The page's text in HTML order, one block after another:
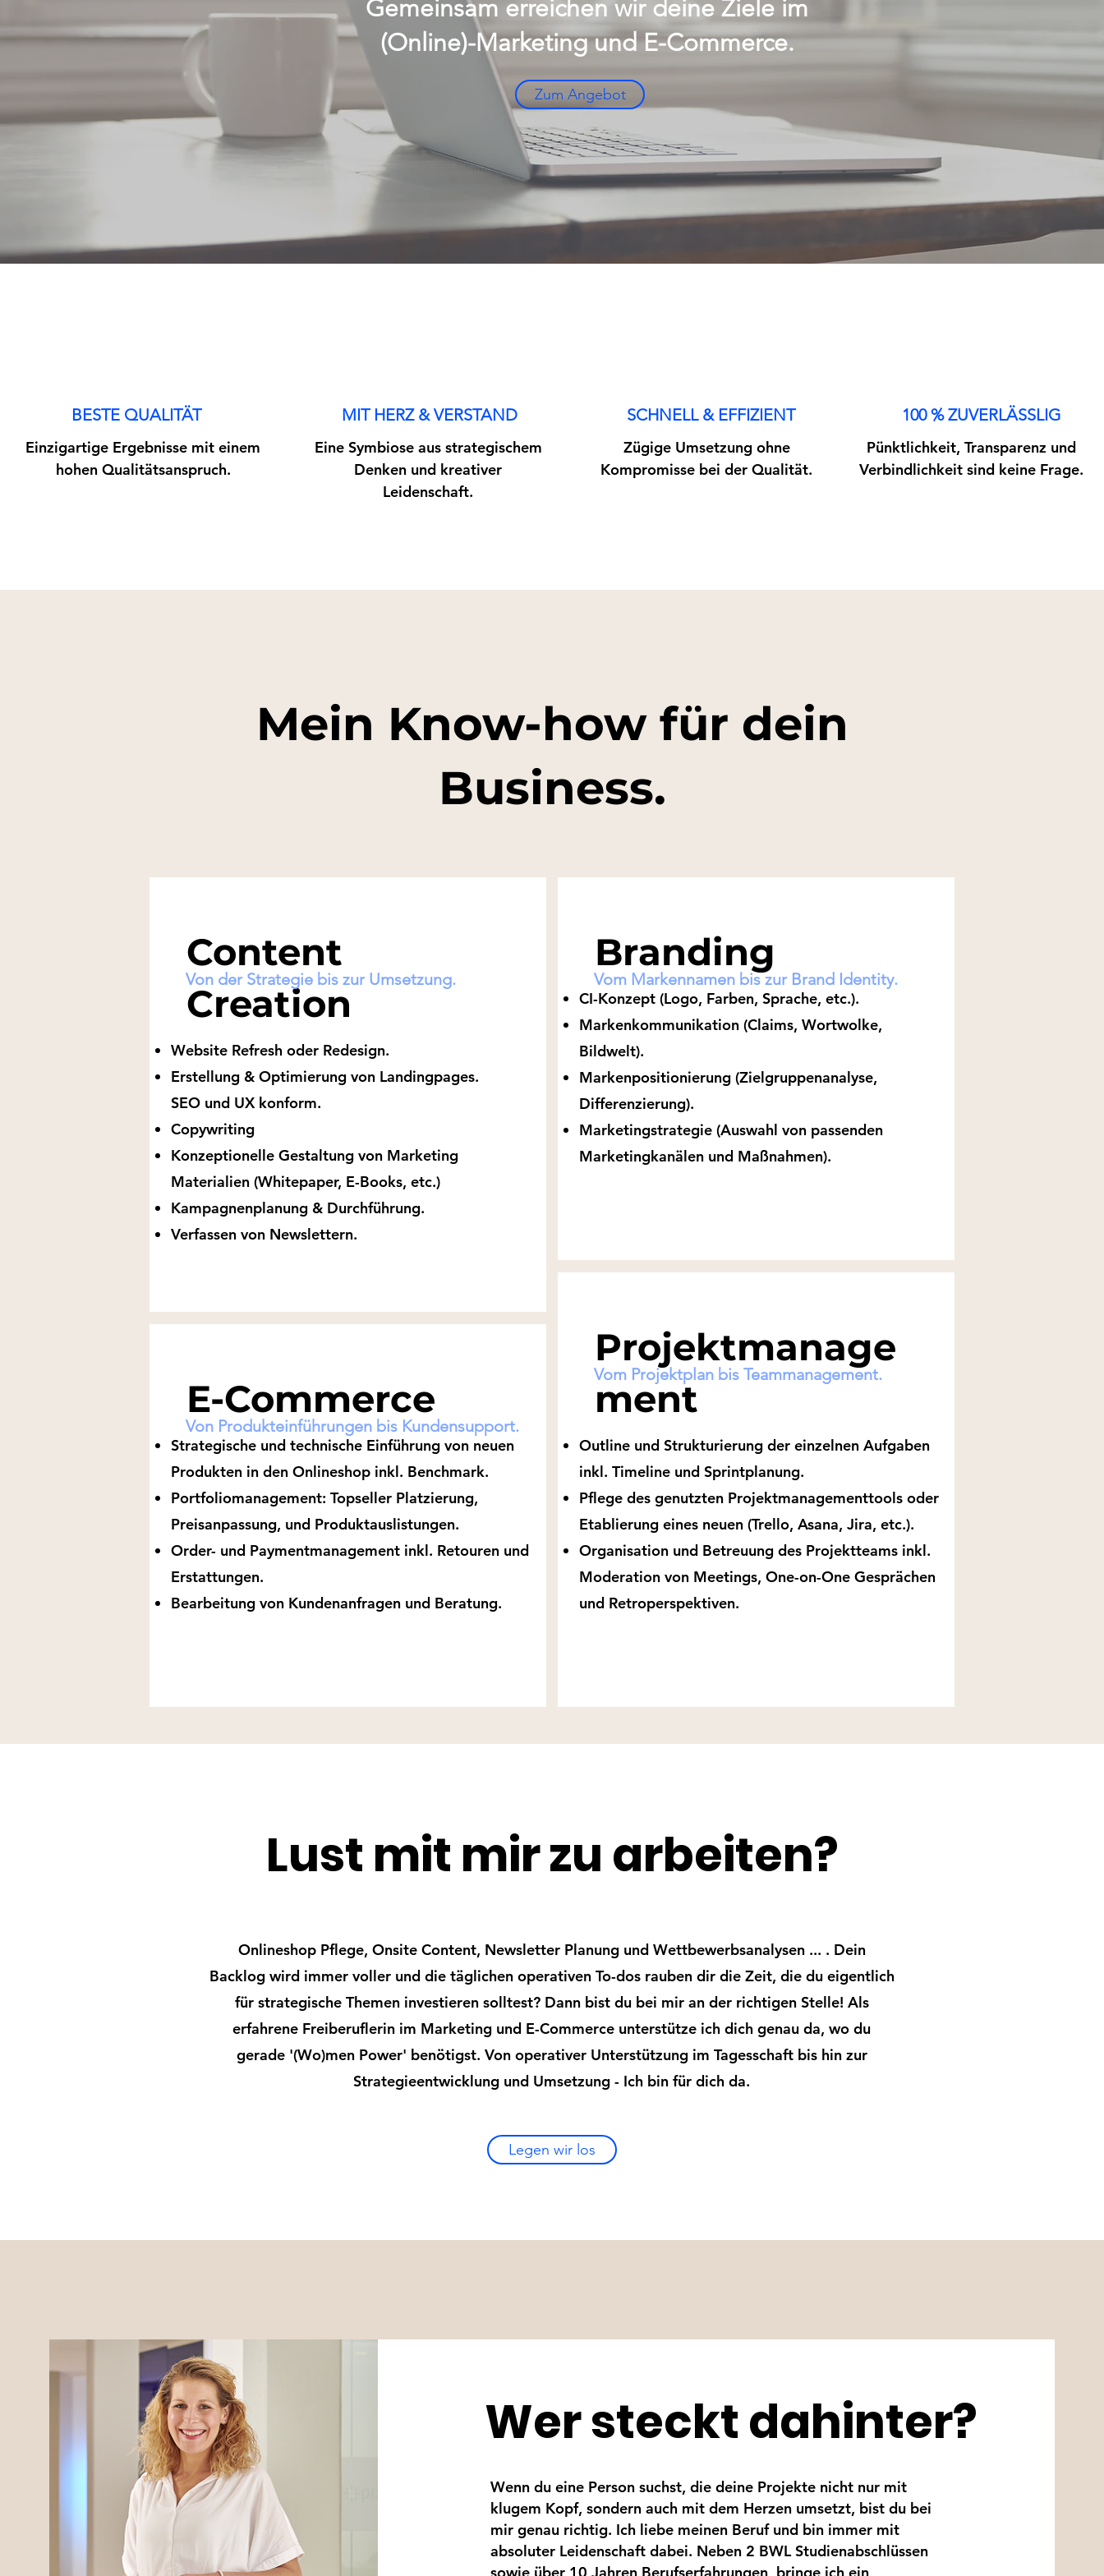
Gemeinsam erreichen wir deine Ziele im
(Online)-Marketing und E-Commerce.
Zum Angebot
BESTE QUALITÄT
Einzigartige Ergebnisse mit einem
hohen Qualitätsanspruch.
MIT HERZ & VERSTAND
Eine Symbiose aus strategischem
Denken und kreativer
Leidenschaft.
SCHNELL & EFFIZIENT
Zügige Umsetzung ohne
Kompromisse bei der Qualität.
100 % ZUVERLÄSSLIG
Pünktlichkeit, Transparenz und
Verbindlichkeit sind keine Frage.
Mein Know-how für dein
Business.
Content
Creation
Website Refresh oder Redesign.
Erstellung & Optimierung von Landingpages.
SEO und UX konform.
Copywriting
Konzeptionelle Gestaltung von Marketing
Materialien (Whitepaper, E-Books, etc.)
Kampagnenplanung & Durchführung.
Verfassen von Newslettern.
Von der Strategie bis zur Umsetzung.
E-Commerce
Strategische und technische Einführung von neuen
Produkten in den Onlineshop inkl. Benchmark.
Portfoliomanagement: Topseller Platzierung,
Preisanpassung, und Produktauslistungen.
Order- und Paymentmanagement inkl. Retouren und
Erstattungen.
Bearbeitung von Kundenanfragen und Beratung.
Von Produkteinführungen bis Kundensupport.
Branding
CI-Konzept (Logo, Farben, Sprache, etc.).
Markenkommunikation (Claims, Wortwolke,
Bildwelt).
Markenpositionierung (Zielgruppenanalyse,
Differenzierung).
Marketingstrategie (Auswahl von passenden
Marketingkanälen und Maßnahmen).
Vom Markennamen bis zur Brand Identity.
Projektmanage
ment
Outline und Strukturierung der einzelnen Aufgaben
inkl. Timeline und Sprintplanung.
Pflege des genutzten Projektmanagementtools oder
Etablierung eines neuen (Trello, Asana, Jira, etc.).
Organisation und Betreuung des Projektteams inkl.
Moderation von Meetings, One-on-One Gesprächen
und Retroperspektiven.
Vom Projektplan bis Teammanagement.
Lust mit mir zu arbeiten?
Onlineshop Pflege, Onsite Content, Newsletter Planung und Wettbewerbsanalysen ... . Dein
Backlog wird immer voller und die täglichen operativen To-dos rauben dir die Zeit, die du eigentlich
für strategische Themen investieren solltest? Dann bist du bei mir an der richtigen Stelle! Als
erfahrene Freiberuflerin im Marketing und E-Commerce unterstütze ich dich genau da, wo du
gerade '(Wo)men Power' benötigst. Von operativer Unterstützung im Tagesschaft bis hin zur
Strategieentwicklung und Umsetzung - Ich bin für dich da.
Legen wir los
Wer steckt dahinter?
Wenn du eine Person suchst, die deine Projekte nicht nur mit
klugem Kopf, sondern auch mit dem Herzen umsetzt, bist du bei
mir genau richtig. Ich liebe meinen Beruf und bin immer mit
absoluter Leidenschaft dabei. Neben 2 BWL Studienabschlüssen